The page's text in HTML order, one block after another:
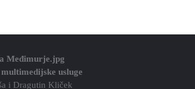
Međimurje.jpg
usluge
i Dragutin Kliček